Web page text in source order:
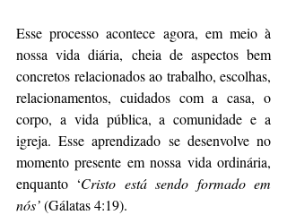
Esse processo acontece agora, em meio à
nossa vida diária, cheia de aspectos bem
concretos relacionados ao trabalho, escolhas,
relacionamentos, cuidados com a casa, o
corpo, a vida pública, a comunidade e a
igreja. Esse aprendizado se desenvolve no
momento presente em nossa vida ordinária,
enquanto ‘Cristo está sendo formado em
nós’ (Gálatas 4:19).